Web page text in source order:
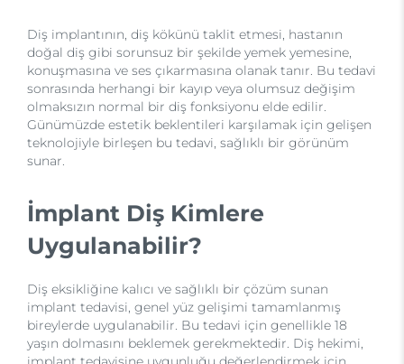
Diş implantının, diş kökünü taklit etmesi, hastanın
doğal diş gibi sorunsuz bir şekilde yemek yemesine,
konuşmasına ve ses çıkarmasına olanak tanır. Bu tedavi
sonrasında herhangi bir kayıp veya olumsuz değişim
olmaksızın normal bir diş fonksiyonu elde edilir.
Günümüzde estetik beklentileri karşılamak için gelişen
teknolojiyle birleşen bu tedavi, sağlıklı bir görünüm
sunar.
İmplant Diş Kimlere
Uygulanabilir?
Diş eksikliğine kalıcı ve sağlıklı bir çözüm sunan
implant tedavisi, genel yüz gelişimi tamamlanmış
bireylerde uygulanabilir. Bu tedavi için genellikle 18
yaşın dolmasını beklemek gerekmektedir. Diş hekimi,